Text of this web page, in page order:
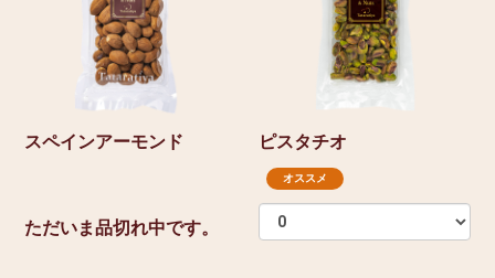
スペインアーモンド
ただいま品切れ中です。
ピスタチオ
オススメ